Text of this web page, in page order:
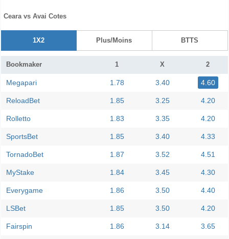
Ceara vs Avai Cotes
1X2 Plus/Moins BTTS
Bookmaker 1 X 2
Megapari 1.78 3.40 4.60
ReloadBet 1.85 3.25 4.20
Rolletto 1.83 3.35 4.20
SportsBet 1.85 3.40 4.33
TornadoBet 1.87 3.52 4.51
MyStake 1.84 3.45 4.30
Everygame 1.86 3.50 4.40
LSBet 1.85 3.50 4.20
Fairspin 1.86 3.14 3.65